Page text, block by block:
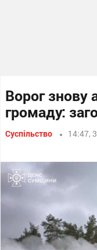
Ворог знову
громаду:
Суспільство 14:47,